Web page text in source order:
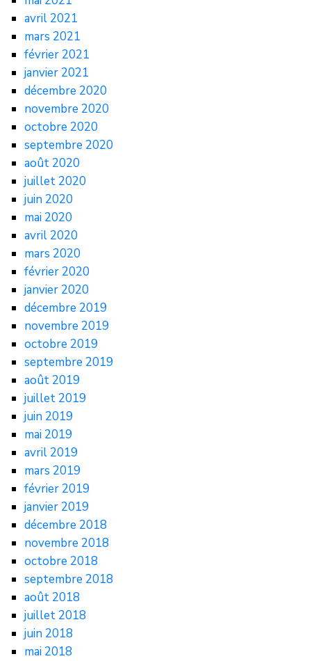
avril 2021
mars 2021
février 2021
janvier 2021
décembre 2020
novembre 2020
octobre 2020
septembre 2020
août 2020
juillet 2020
juin 2020
mai 2020
avril 2020
mars 2020
février 2020
janvier 2020
décembre 2019
novembre 2019
octobre 2019
septembre 2019
août 2019
juillet 2019
juin 2019
mai 2019
avril 2019
mars 2019
février 2019
janvier 2019
décembre 2018
novembre 2018
octobre 2018
septembre 2018
août 2018
juillet 2018
juin 2018
mai 2018